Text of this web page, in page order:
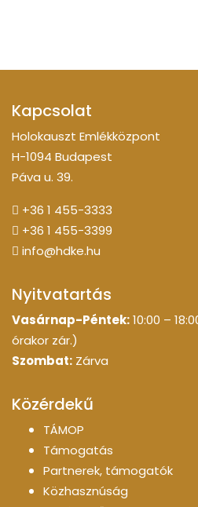
Kapcsolat
Holokauszt Emlékközpont
H-1094 Budapest
Páva u. 39.
+36 1 455-3333
+36 1 455-3399
info@hdke.hu
Nyitvatartás
Vasárnap-Péntek:10:00 –
órakor zár.)
Szombat: Zárva
Közérdekű
TÁMOP
Támogatás
Partnerek, támogatók
Közhasznúság